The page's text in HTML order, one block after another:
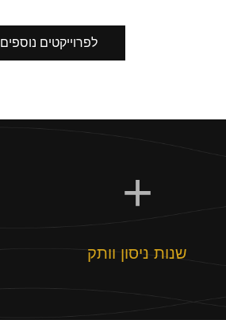
לפרוייקטים נוספים
שנות ניסון וותק
+